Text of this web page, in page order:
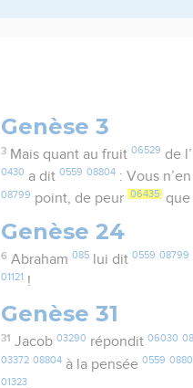
Genèse 3
3 Mais quant au fruit 06529 de
0430 a dit0559 08804 : Vous
08799 point, de peur 06435
Genèse 24
6 Abraham 085lui dit 0559 08799
01121 !
Genèse 31
31 Jacob 03290 répondit 06030
03372 08804 à la pensée0559
01323